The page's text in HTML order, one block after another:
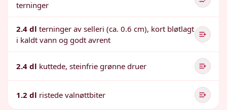
terninger
2.4 dl terninger av selleri (ca. 0.6 cm), kort bløtlagt
i kaldt vann og godt avrent
2.4 dl kuttede, steinfrie grønne druer
1.2 dl ristede valnøttbiter